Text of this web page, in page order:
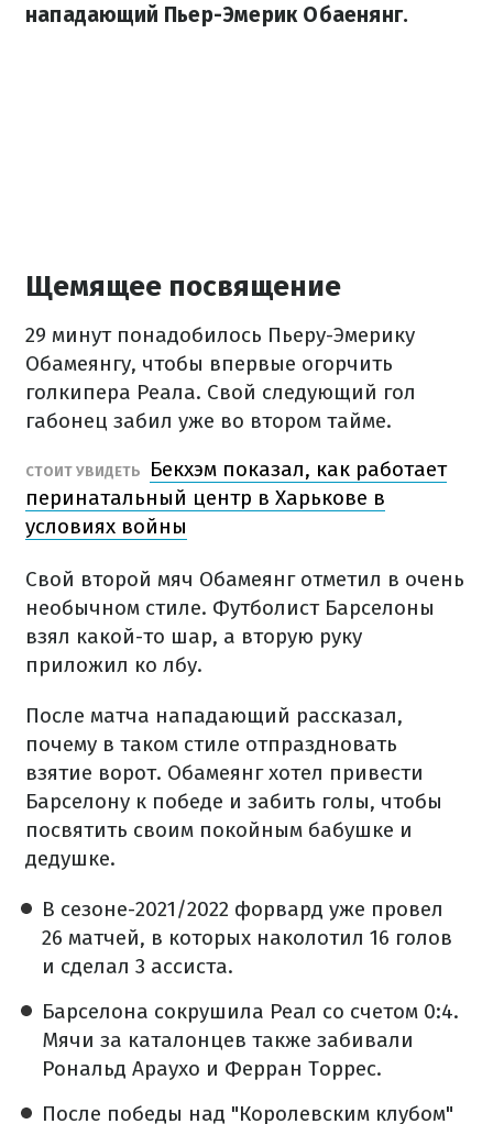
нападающий Пьер-Эмерик Обаенянг.
Щемящее посвящение
29 минут понадобилось Пьеру-Эмерику
Обамеянгу, чтобы впервые огорчить
голкипера Реала. Свой следующий гол
габонец забил уже во втором тайме.
СТОИТ УВИДЕТЬ
Бекхэм показал, как работает
перинатальный центр в Харькове в
условиях войны
Свой второй мяч Обамеянг отметил в очень
необычном стиле. Футболист Барселоны
взял какой-то шар, а вторую руку
приложил ко лбу.
После матча нападающий рассказал,
почему в таком стиле отпраздновать
взятие ворот. Обамеянг хотел привести
Барселону к победе и забить голы, чтобы
посвятить своим покойным бабушке и
дедушке.
В сезоне-2021/2022 форвард уже провел
26 матчей, в которых наколотил 16 голов
и сделал 3 ассиста.
Барселона сокрушила Реал со счетом 0:4.
Мячи за каталонцев также забивали
Рональд Араухо и Ферран Торрес.
После победы над "Королевским клубом"